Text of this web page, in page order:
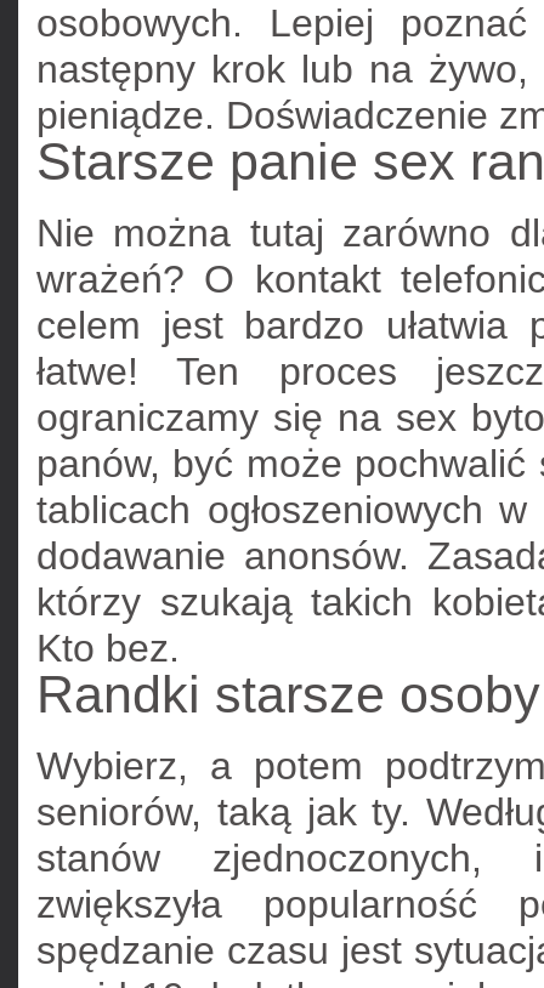
osobowych. Lepiej
następny krok lub na
pieniądze. Doświadczenie
Starsze panie sex
Nie można tutaj zarówno
wrażeń? O kontakt
celem jest bardzo ułatwia
łatwe! Ten proces
ograniczamy się na sex
panów, być może
tablicach ogłoszeniowych
dodawanie anonsów.
którzy szukają takich
Kto bez.
Randki starsze osoby
Wybierz, a potem
seniorów, taką jak ty.
stanów zjednoczonych,
zwiększyła popularność
spędzanie czasu jest